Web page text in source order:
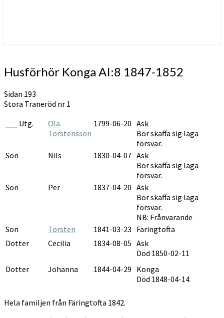
Husförhör
Konga
1847-
1852
Husförhör Konga AI:8 1847-1852
Sidan 193
Stora Traneröd nr 1
___ Utg.
Ola
Torstensson
1799-06-20 Ask
Bör skaffa sig laga
försvar.
Son
Nils 1830-04-07 Ask
Bör skaffa sig laga
försvar.
Son
Per 1837-04-20 Ask
Bör skaffa sig laga
försvar.
NB: Frånvarande
Son
Torsten 1841-03-23 Färingtofta
Dotter
Cecilia 1834-08-05 Ask
Död 1850-02-11
Dotter
Johanna 1844-04-29 Konga
Död 1848-04-14
Hela familjen från Färingtofta 1842.